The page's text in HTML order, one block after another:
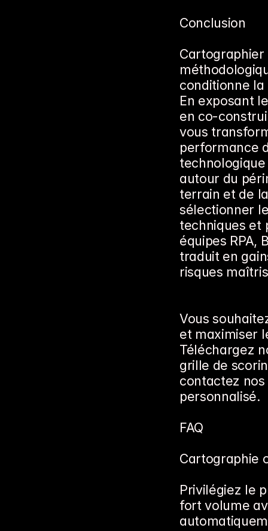
Conclusion
conditionne
En exposant
en co-
vous
performance
autour du
terrain et de
sélectionner
techniques et
équipes RPA,
traduit en
risques
Vous
et maximiser
Téléchargez
grille de
contactez
personnalisé.
FAQ
Cartographie
Privilégiez le
fort volume